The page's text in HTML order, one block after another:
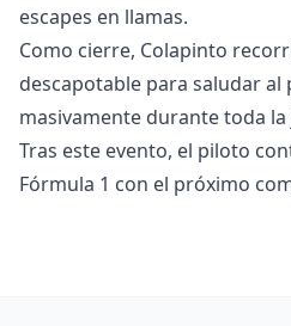
escapes en llamas.
Como cierre, Colapinto
descapotable para saludar
masivamente durante toda
Tras este evento, el piloto
Fórmula 1 con el próximo